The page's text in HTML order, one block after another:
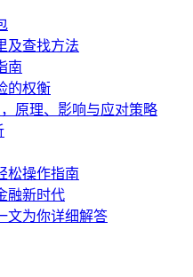
及查找方法
南
的权衡
原理、影响与应对策略
松操作指南
融新时代
文为你详细解答